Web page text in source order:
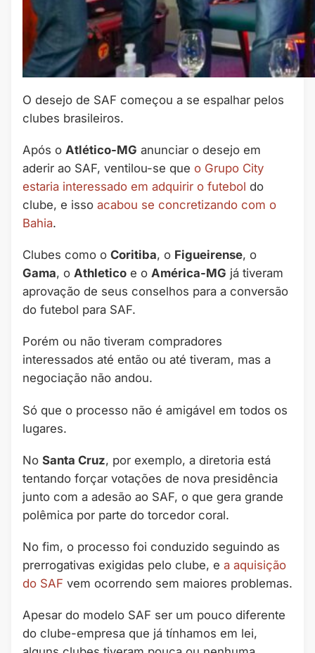
O desejo de SAF começou a se espalhar pelos
clubes brasileiros.
Após o Atlético-MG anunciar o desejo em
aderir ao SAF, ventilou-se que o Grupo City
estaria interessado em adquirir o futebol do
clube, e isso acabou se concretizando com o
Bahia.
Clubes como o Coritiba, o Figueirense, o
Gama, o Athletico e o América-MG já tiveram
aprovação de seus conselhos para a conversão
do futebol para SAF.
Porém ou não tiveram compradores
interessados até então ou até tiveram, mas a
negociação não andou.
Só que o processo não é amigável em todos os
lugares.
No Santa Cruz, por exemplo, a diretoria está
tentando forçar votações de nova presidência
junto com a adesão ao SAF, o que gera grande
polêmica por parte do torcedor coral.
No fim, o processo foi conduzido seguindo as
prerrogativas exigidas pelo clube, e a aquisição
do SAF vem ocorrendo sem maiores problemas.
Apesar do modelo SAF ser um pouco diferente
do clube-empresa que já tínhamos em lei,